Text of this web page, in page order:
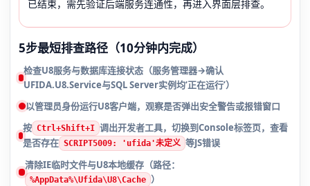
已结束，需先验证后端服务连通性，再进入界面层排查。
5步最短排查路径（10分钟内完成）
检查U8服务与数据库连接状态（服务管理器→确认
UFIDA.U8.Service与SQL Server实例均‘正在运行’）
以管理员身份运行U8客户端，观察是否弹出安全警告或报错窗口
按 Ctrl+Shift+I 调出开发者工具，切换到Console标签页，查看
是否存在 SCRIPT5009: 'ufida'未定义 等JS错误
清除IE临时文件与U8本地缓存（路径：
%AppData%\Ufida\U8\Cache ）